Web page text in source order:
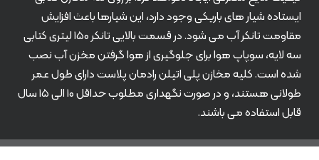
ایستاده شیار های باریکی وجود دارد، این شیارها باعث افزایش
مقاومت تانکر آب می شود. در قسمت بالایی تانکر ۱۵۰ لیتری کتابی
سه لایه، سوپاپ هوا برای جلوگیری از هوا گرفتن مخزن آب نصب
شده است. کلیه مخازن پلی اتیلن رادمان پلاست دارای طول عمر
طولانی هستند، و در صورت نگهداری مطلوب حداقل ۱۰ الی ۱۵ سال
قابل استفاده می باشند.